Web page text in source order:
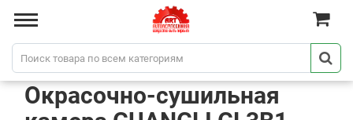
Окрасочно-сушильная